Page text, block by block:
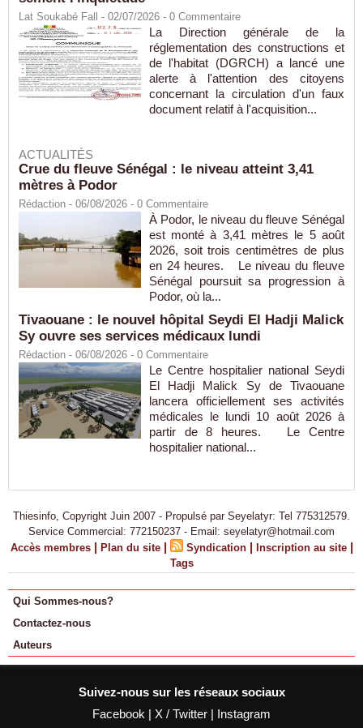
Lat Soukabé Fall - 02/07/2026 - 0 Commentaire
La Direction générale de la
réglementation des constructions et
de l'habitat (DGRCH) a lancé une
alerte à l'attention des citoyens
concernant la circulation d'un faux
document relatif à l'acquisition...
ACTUALITÉS
Crue du fleuve Sénégal : le niveau atteint 3,41
mètres à Podor
Rédaction - 06/08/2026 - 0 Commentaire
À Podor, le niveau du fleuve Sénégal
est monté à 3,41 mètres le 5 août
2026, soit trois centimètres de plus
en 24 heures. Le niveau du fleuve
Sénégal poursuit sa progression à
Podor, où la...
Tivaouane : le nouvel hôpital Seydi El Hadji Malick
Sy ouvre ses services médicaux lundi
Rédaction - 06/08/2026 - 0 Commentaire
Le Centre hospitalier national Seydi
El Hadji Malick Sy de Tivaouane
lancera officiellement ses activités
médicales le lundi 10 août 2026 à
partir de 8 heures. Le Centre
hospitalier national...
Thiesinfo, Copyright Juin 2007 - Propulsé par Seyelatyr: Tel 775312579.
Service Commercial: 772150237 - Email: seyelatyr@hotmail.com
Accès membres | Plan du site | Syndication | Inscription au site |
Tags
Qui Sommes-nous?
Contactez-nous
Auteurs
Suivez-nous sur les réseaux sociaux
Facebook | X / Twitter | Instagram